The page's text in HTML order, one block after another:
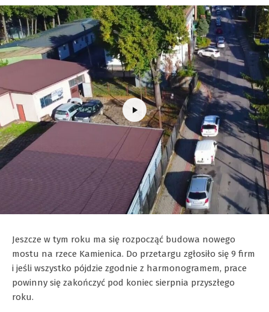
Jeszcze w tym roku ma się rozpocząć budowa nowego
mostu na rzece Kamienica. Do przetargu zgłosiło się 9 firm
i jeśli wszystko pójdzie zgodnie z harmonogramem, prace
powinny się zakończyć pod koniec sierpnia przyszłego
roku.